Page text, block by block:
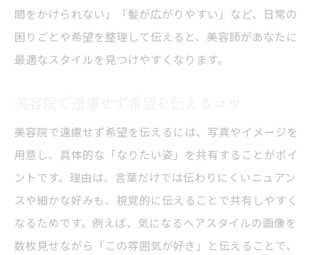
美容師との会話で理想の髪型に近づく方法
美容院で理想を伝える会話のコツ
美容師とコミュニケーションを深める方法
おまかせでも満足できる美容院選びの秘訣
美容院でおまかせする際の伝え方
間をかけられない」「髪が広がりやすい」など、日常の
困りごとや希望を整理して伝えると、美容師があなたに
最適なスタイルを見つけやすくなります。
美容院で遠慮せず希望を伝えるには、写真やイメージを
用意し、具体的な「なりたい姿」を共有することがポイ
ントです。理由は、言葉だけでは伝わりにくいニュアン
スや細かな好みも、視覚的に伝えることで共有しやすく
なるためです。例えば、気になるヘアスタイルの画像を
数枚見せながら「この雰囲気が好き」と伝えることで、